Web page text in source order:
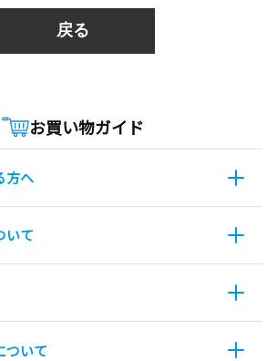
戻る
お買い物ガイド
方へ
いて
ついて